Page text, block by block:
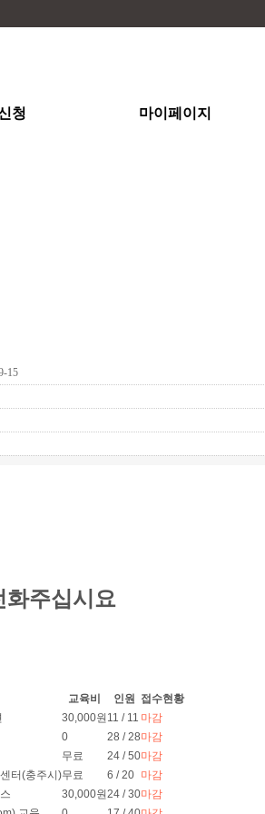
청 마이페이지
을 위한 복지교육
15
화주십시요
교육비 인원 접수현황
30,000원 11 / 11 마감
0 28 / 28마감
무료 24 / 50마감
터(충주시)무료 6 / 20 마감
30,000원24 / 30마감